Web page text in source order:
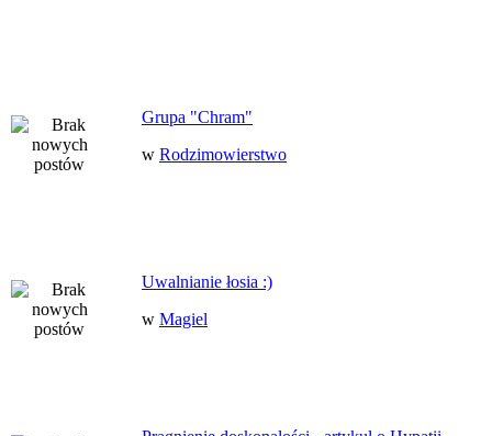
Grupa "Chram"
w Rodzimowierstwo
Uwalnianie łosia :)
w Magiel